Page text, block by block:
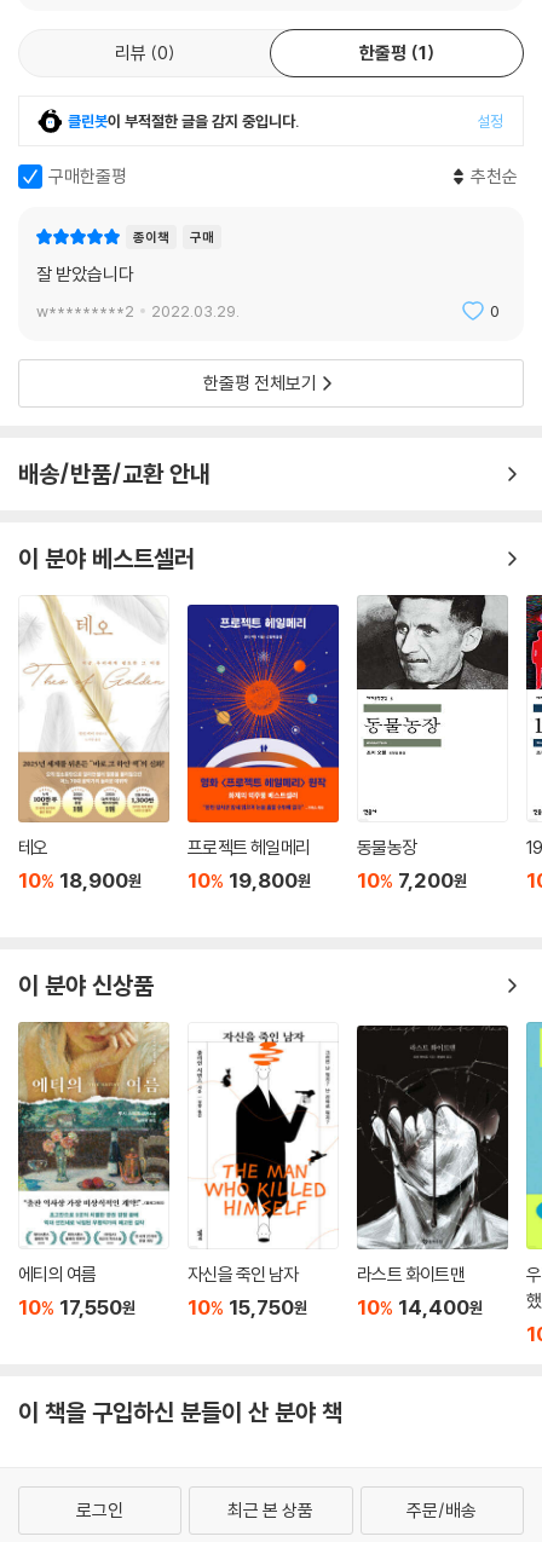
넣기 전에 피를 좀 보게 될 겁니다."----「한 시간」 중에서
“좋은 것들은 언제나 그렇지요. 하지만 신심과 인내를 가지고 찾는 사람들
은 곧 우리를 발견할 겁니다.”
“진실은 우물의 바닥에 있습니다, 호프 자매.”
두번째 실린 단편소설 「나의 콘트라밴드」는 종군간호사 데인과 남북전쟁
중 해방된 노예(콘트라밴드) 로버트의 만남과 이별을 다루고 있다. 데인과
로버트가 처음 만난 순간부터 작품의 마지막까지, 두 인물 사이에 에로틱
방을 위해 싸우는 미국을 보듬어안으며 인종통합의 방식을 제시한다면,
으며 새로운 인종통합의 관계를 보여준다. 세번째 작품 「한 시간」은 남부
정당성에 대한 강조, 노예제도가 폐지되지 않으면 신의 분노든 노예의 분
노든 곧 폭발하고 말 것이라는 묵시론적 경고 등을 서사로 엮어낸 솜씨는
초월주의 철학‘만’을 논하는 남자들 vs 일상의 노고를 감당하는 여자들
론
작품으로, 올컷이 문학 시장에서 잘 팔리는 글을 놀랍도록 많이 쓴 것, 대중
문학이 허락하는 방식으로 자신의 신념을 표현한 것 등 작가 이력의 전기
적 이해를 돕는 기념비적인 글이다. 무능하고 위선적인 아버지에 대한 답
답함과 원망, 이상주의자 아버지에 대한 애정과 연민 등 올컷이 평생 아버
지에게 느낀 양가감정이 잘 드러나 있다.
올컷의 아버지 에이머스 브론슨 올컷은 소외된 노동과 소유, 어떤 종류의
착취도 존재하지 않는 유토피아적 원시 공산주의 공동체를 꿈꾸었다. 184
3년 여름날, 그는 자신의 이상을 실현하기 위해 가족을 모두 데리고 뜻을
함께 하는 몇몇 친구와 뉴잉글랜드의 척박한 산골짜기 마을로 들어간다.
“행위보다 존재를” 그리고 “육체적 기술보다 영혼의 명령”을 우선시하며
생활을 외면하는 철학들을 대신해 정착 노동의 대부분을 감당한 것은 올컷
의 어머니와 어린 자녀들이었다. 이는 또한 월든 호숫가에 통나무집을 짓
고 사색과 고독을 향유하는 소로 곁에서 남편의 동지들을 접대하고 자질구
식에 깊이 공감했으며, 현실과 타협하지 않는 그들의 이상주의적 태도를
대신해 끊임없이 일을 하면서 늘 빚과 가난에 허덕였다. 아버지의 유유자
적한 삶은 자신에게 가능한 생활이 아니었던 것이다. 「초월주의의 야생귀
리」는 어쩌면, 세상을 이끌어나가는 것은 위대한 철학적 담론이 아니라 하
루하루의 삶을 꾸려나가는 손길이라는 것을 조용히 주장하는 글인지도 모
른다.
거트루드 스타인에서 시몬 드 보부아르까지, 나는 올컷에게 열렬한 찬사를
보낸 수많은 여성 작가와 지식인의 이름을 말할 수 있다.
-일레인 쇼월터
-일레인 쇼월터
리뷰 0 한줄평 1
클린봇이 부적절한 글을 감지 중입니다. 설정
구매한줄평 추천순
종이책 구매
잘 받았습니다
w*********2 2022.03.29. 0
한줄평 전체보기
배송/반품/교환 안내
이 분야 베스트셀러
테오
10% 18,900원
프로젝트 헤일메리
10% 19,800원
동물농장
10% 7,200원
이 분야 신상품
에티의 여름
10% 17,550원
자신을 죽인 남자
10% 15,750원
라스트 화이트맨
10% 14,400원
이 책을 구입하신 분들이 산 분야 책
로그인 최근 본 상품 주문/배송